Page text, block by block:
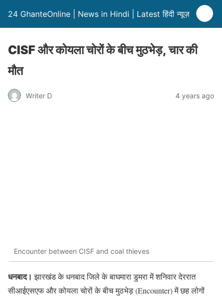
24 GhanteOnline | News in Hindi | Latest हिंदी न्यूज़
CISF और कोयला चोरों के बीच मुठभेड़, चार की
मौत
Writer D 4 years ago
Encounter between CISF and coal thieves
धनबाद। झारखंड के धनबाद जिले के बाघमारा डुमरा में शनिवार देररात
सीआईएसएफ और कोयला चोरों के बीच मुठभेड़ (Encounter) में छह लोगों